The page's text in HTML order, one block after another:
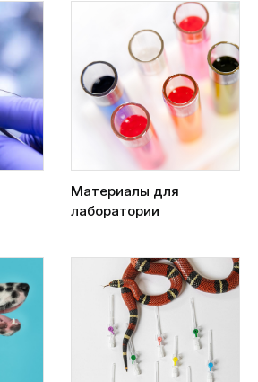
Материалы для
лаборатории